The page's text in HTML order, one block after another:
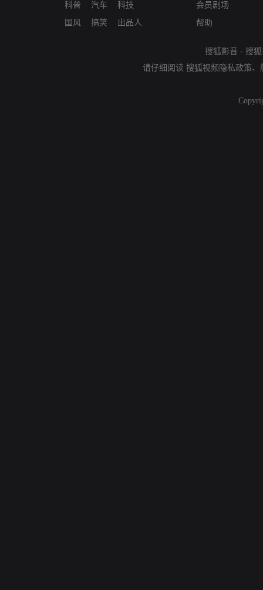
科普
国风
汽车
搞笑
科技
出品人
会员剧场
帮助
搜狐影音 - 搜
请仔细阅读 搜狐视频隐私政策、